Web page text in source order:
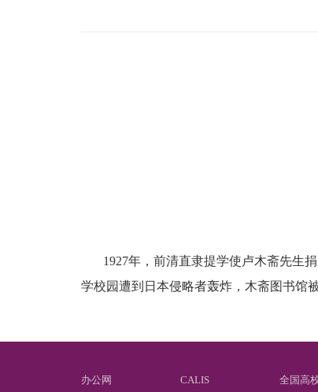
1927年，前清直隶提学使卢木斋先生
学校园遭到日本侵略者轰炸，木斋图书馆
办公网 CALIS 全国高